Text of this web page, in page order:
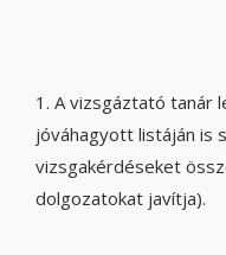
1. A vizsgáztató tanár
jóváhagyott listáján is
vizsgakérdéseket
dolgozatokat javítja).